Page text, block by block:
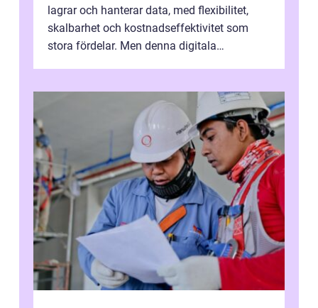
lagrar och hanterar data, med flexibilitet,
skalbarhet och kostnadseffektivitet som
stora fördelar. Men denna digitala